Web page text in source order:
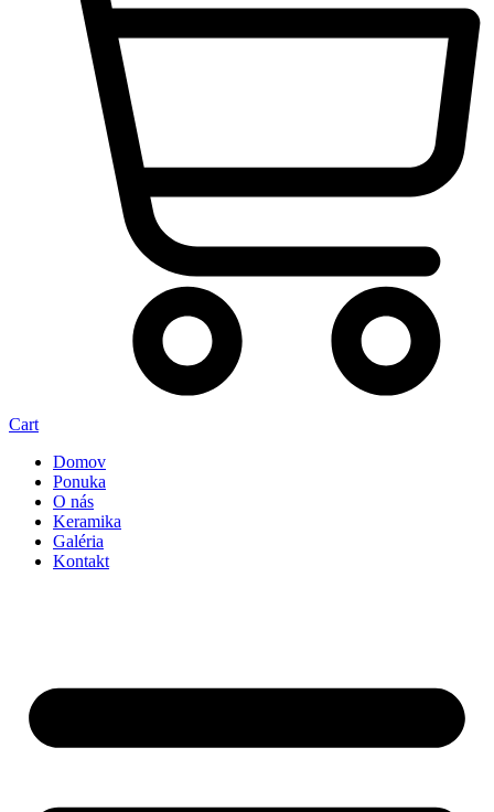
Cart
Domov
Ponuka
O nás
Keramika
Galéria
Kontakt